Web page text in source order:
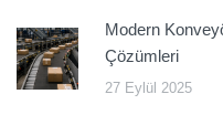
Modern
Çözümleri
27 Eylül 2025